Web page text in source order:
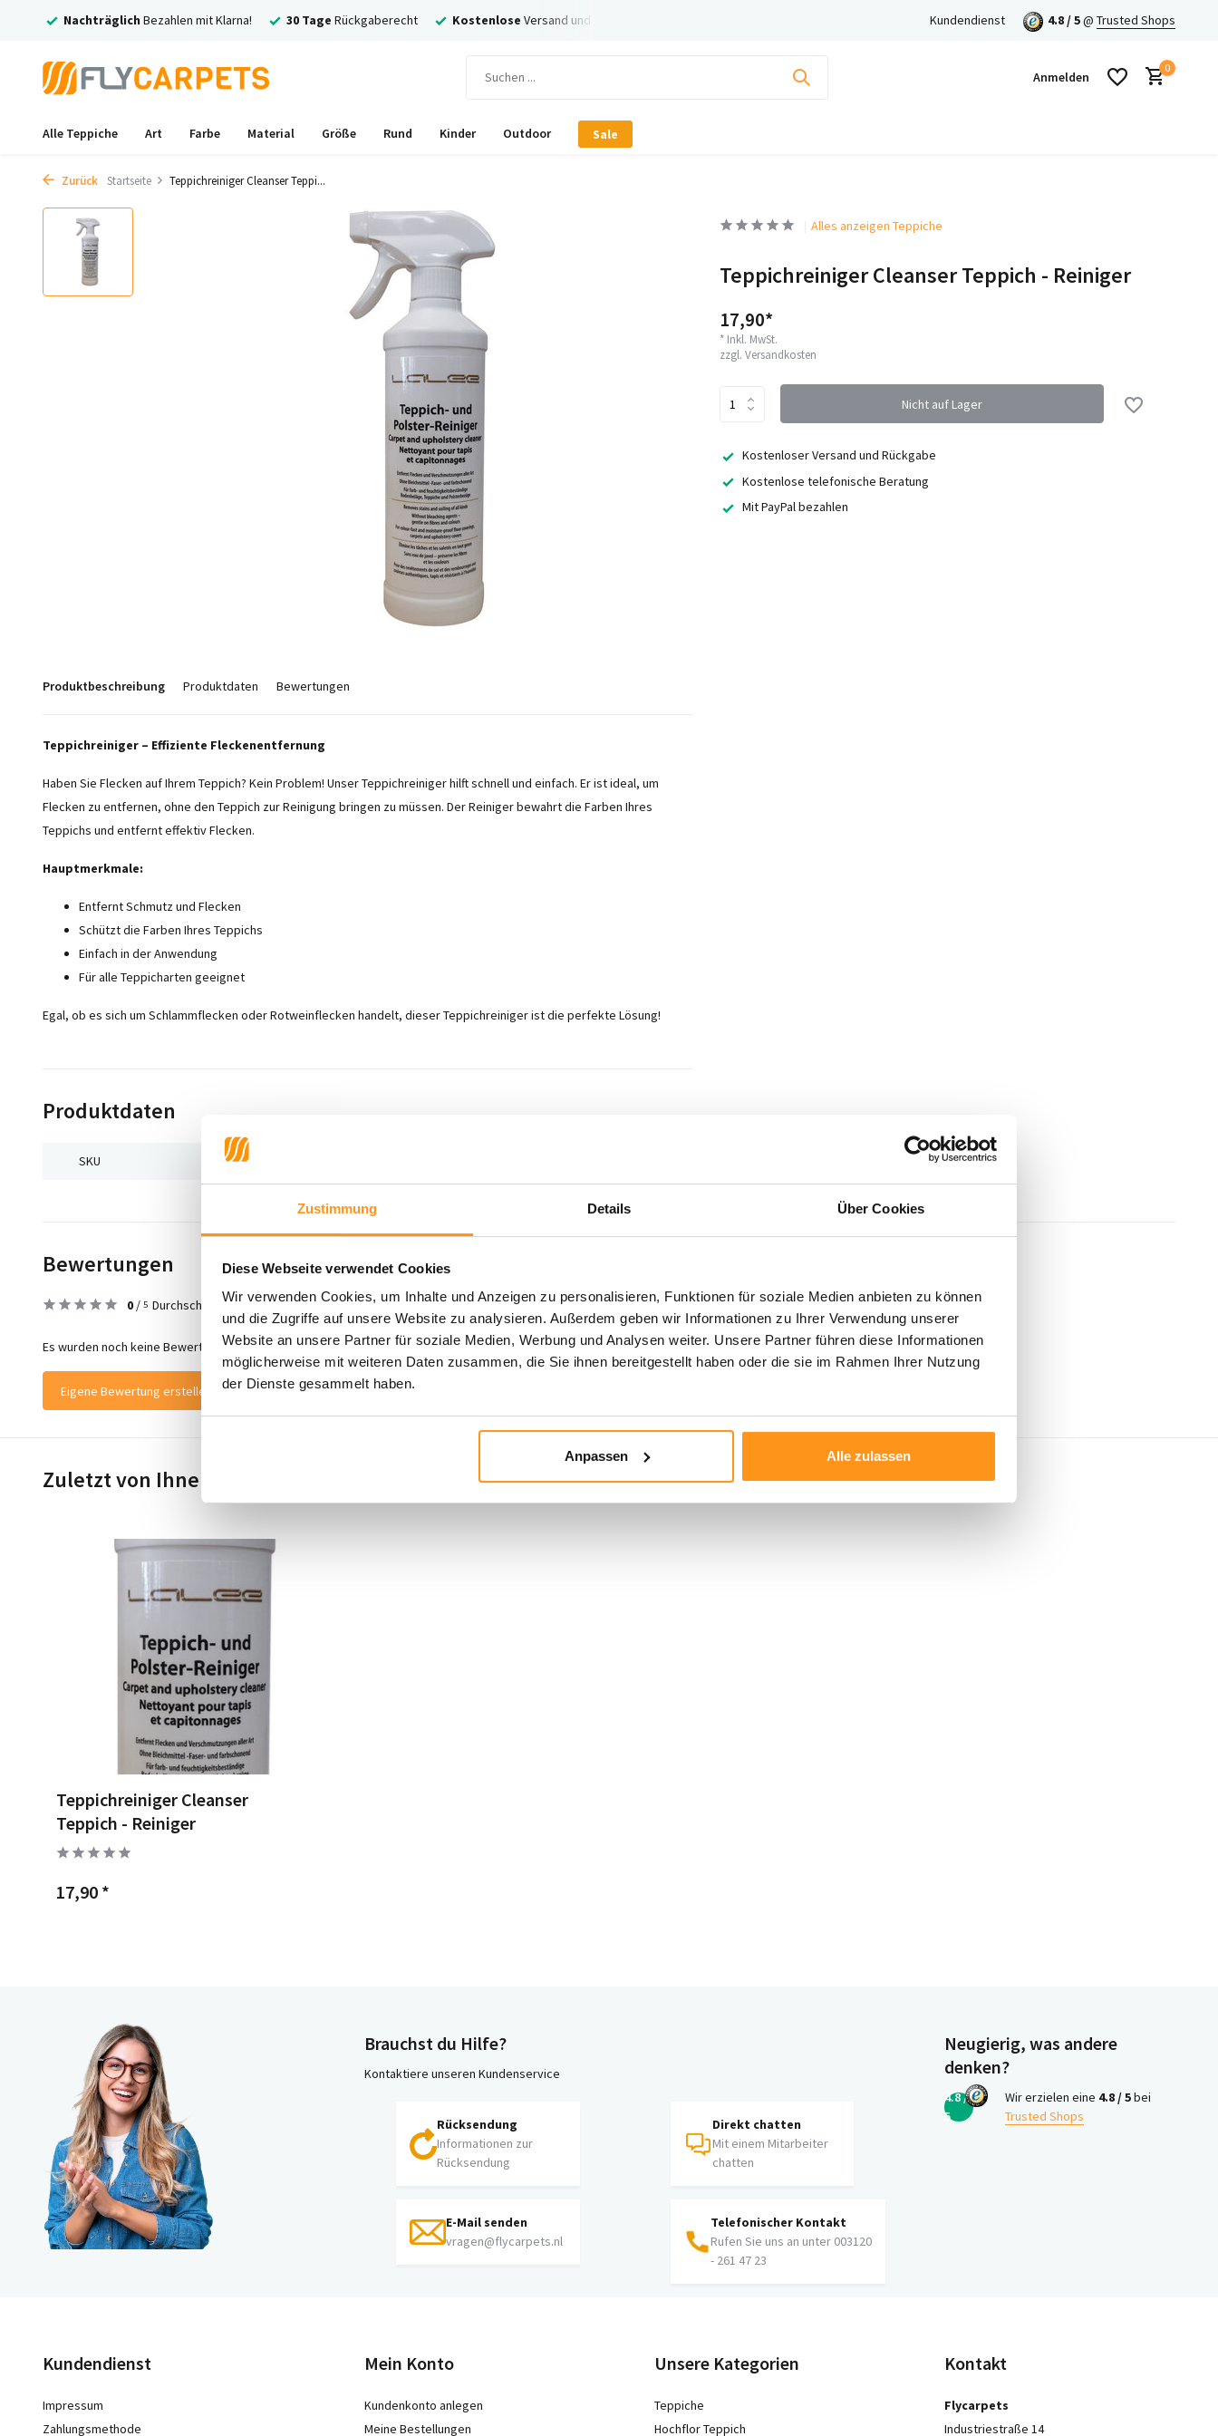
Zustimmung Details Über Cookies
Diese Webseite verwendet Cookies
Wir verwenden Cookies, um Inhalte und Anzeigen zu personalisieren, Funktionen für soziale Medien anbieten zu können
und die Zugriffe auf unsere Website zu analysieren. Außerdem geben wir Informationen zu Ihrer Verwendung unserer
Website an unsere Partner für soziale Medien, Werbung und Analysen weiter. Unsere Partner führen diese Informationen
möglicherweise mit weiteren Daten zusammen, die Sie ihnen bereitgestellt haben oder die sie im Rahmen Ihrer Nutzung
der Dienste gesammelt haben.
Anpassen Alle zulassen
mit Klarna! 30 TageRückgaberecht KostenloseVersand und Rückversand Nachträglich Kundendienst 4.8 / 5@ Trusted Shops
Anmelden
Benutzerkonto anlegen
0
Alle Teppiche Art Farbe Material Größe Rund Kinder Outdoor Sale
Zurück Startseite Teppichreiniger Cleanser Teppi...
Produktbeschreibung Produktdaten Bewertungen
Teppichreiniger – Effiziente Fleckenentfernung
Haben Sie Flecken auf Ihrem Teppich? Kein Problem! Unser Teppichreiniger hilft schnell und einfach. Er ist ideal, um
Flecken zu entfernen, ohne den Teppich zur Reinigung bringen zu müssen. Der Reiniger bewahrt die Farben Ihres
Teppichs und entfernt effektiv Flecken.
Hauptmerkmale:
Entfernt Schmutz und Flecken
Schützt die Farben Ihres Teppichs
Einfach in der Anwendung
Für alle Teppicharten geeignet
Egal, ob es sich um Schlammflecken oder Rotweinflecken handelt, dieser Teppichreiniger ist die perfekte Lösung!
Produktdaten
SKU
Alles anzeigen Teppiche
Teppichreiniger Cleanser Teppich - Reiniger
17,90*
* Inkl. MwSt.
zzgl. Versandkosten
Nicht auf Lager
Kostenloser Versand und Rückgabe
Kostenlose telefonische Beratung
Mit PayPal bezahlen
Bewertungen
0 / 5 Durchschnitt aus 0 Bewertungen
Es wurden noch keine Bewertungen für dieses Produkt abgegeben..
Eigene Bewertung erstellen
Zuletzt von Ihnen angesehen
Teppichreiniger Cleanser
Teppich - Reiniger
17,90 *
Brauchst du Hilfe?
Kontaktiere unseren Kundenservice
Rücksendung
Informationen zur
Rücksendung
Direkt chatten
Mit einem Mitarbeiter
chatten
E-Mail senden
vragen@flycarpets.nl
Telefonischer Kontakt
Rufen Sie uns an unter 003120
- 261 47 23
Neugierig, was andere
denken?
4.8 /
5
Wir erzielen eine 4.8 / 5bei
Trusted Shops
Kundendienst
Impressum
Zahlungsmethode
Mein Konto
Kundenkonto anlegen
Meine Bestellungen
Unsere Kategorien
Teppiche
Hochflor Teppich
Kontakt
Flycarpets
Industriestraße 14